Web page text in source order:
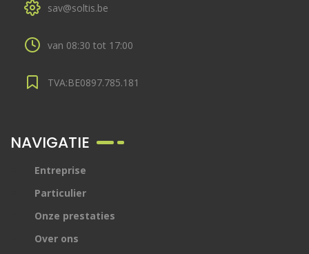
sav@soltis.be
van 08:30 tot 17:00
TVA:BE0897.785.181
NAVIGATIE
Entreprise
Particulier
Onze prestaties
Over ons